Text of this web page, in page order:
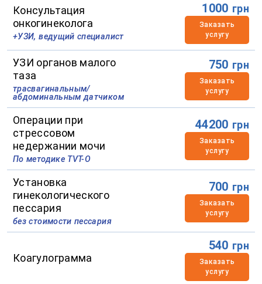
Консультация
онкогинеколога
+УЗИ, ведущий специалист
1000 грн
Заказать
услугу
УЗИ органов малого
таза
трасвагинальным/
абдоминальным датчиком
750 грн
Заказать
услугу
Операции при
стрессовом
недержании мочи
По методике ТVT-O
44200 грн
Заказать
услугу
Установка
гинекологического
пессария
без стоимости пессария
700 грн
Заказать
услугу
Коагулограмма
540 грн
Заказать
услугу